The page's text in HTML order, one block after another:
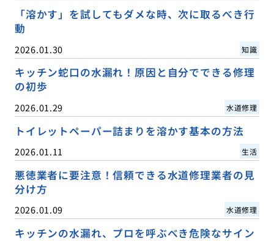
「溶かす」を試してもダメな時、次に取るべき行
動
2026.01.30 知識
キッチン蛇口の水漏れ！原因と自分でできる修理
の初歩
2026.01.29 水道修理
トイレットペーパー詰まりを溶かす基本の方法
2026.01.11 生活
悪徳業者に要注意！信頼できる水道修理業者の見
分け方
2026.01.09 水道修理
キッチンの水漏れ、プロを呼ぶべき危険なサイン